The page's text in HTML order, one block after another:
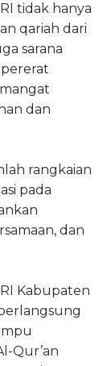
tidak hanya
qariah dari
sarana
dan
rangkaian
pada
dan
Kabupaten
Qur’an